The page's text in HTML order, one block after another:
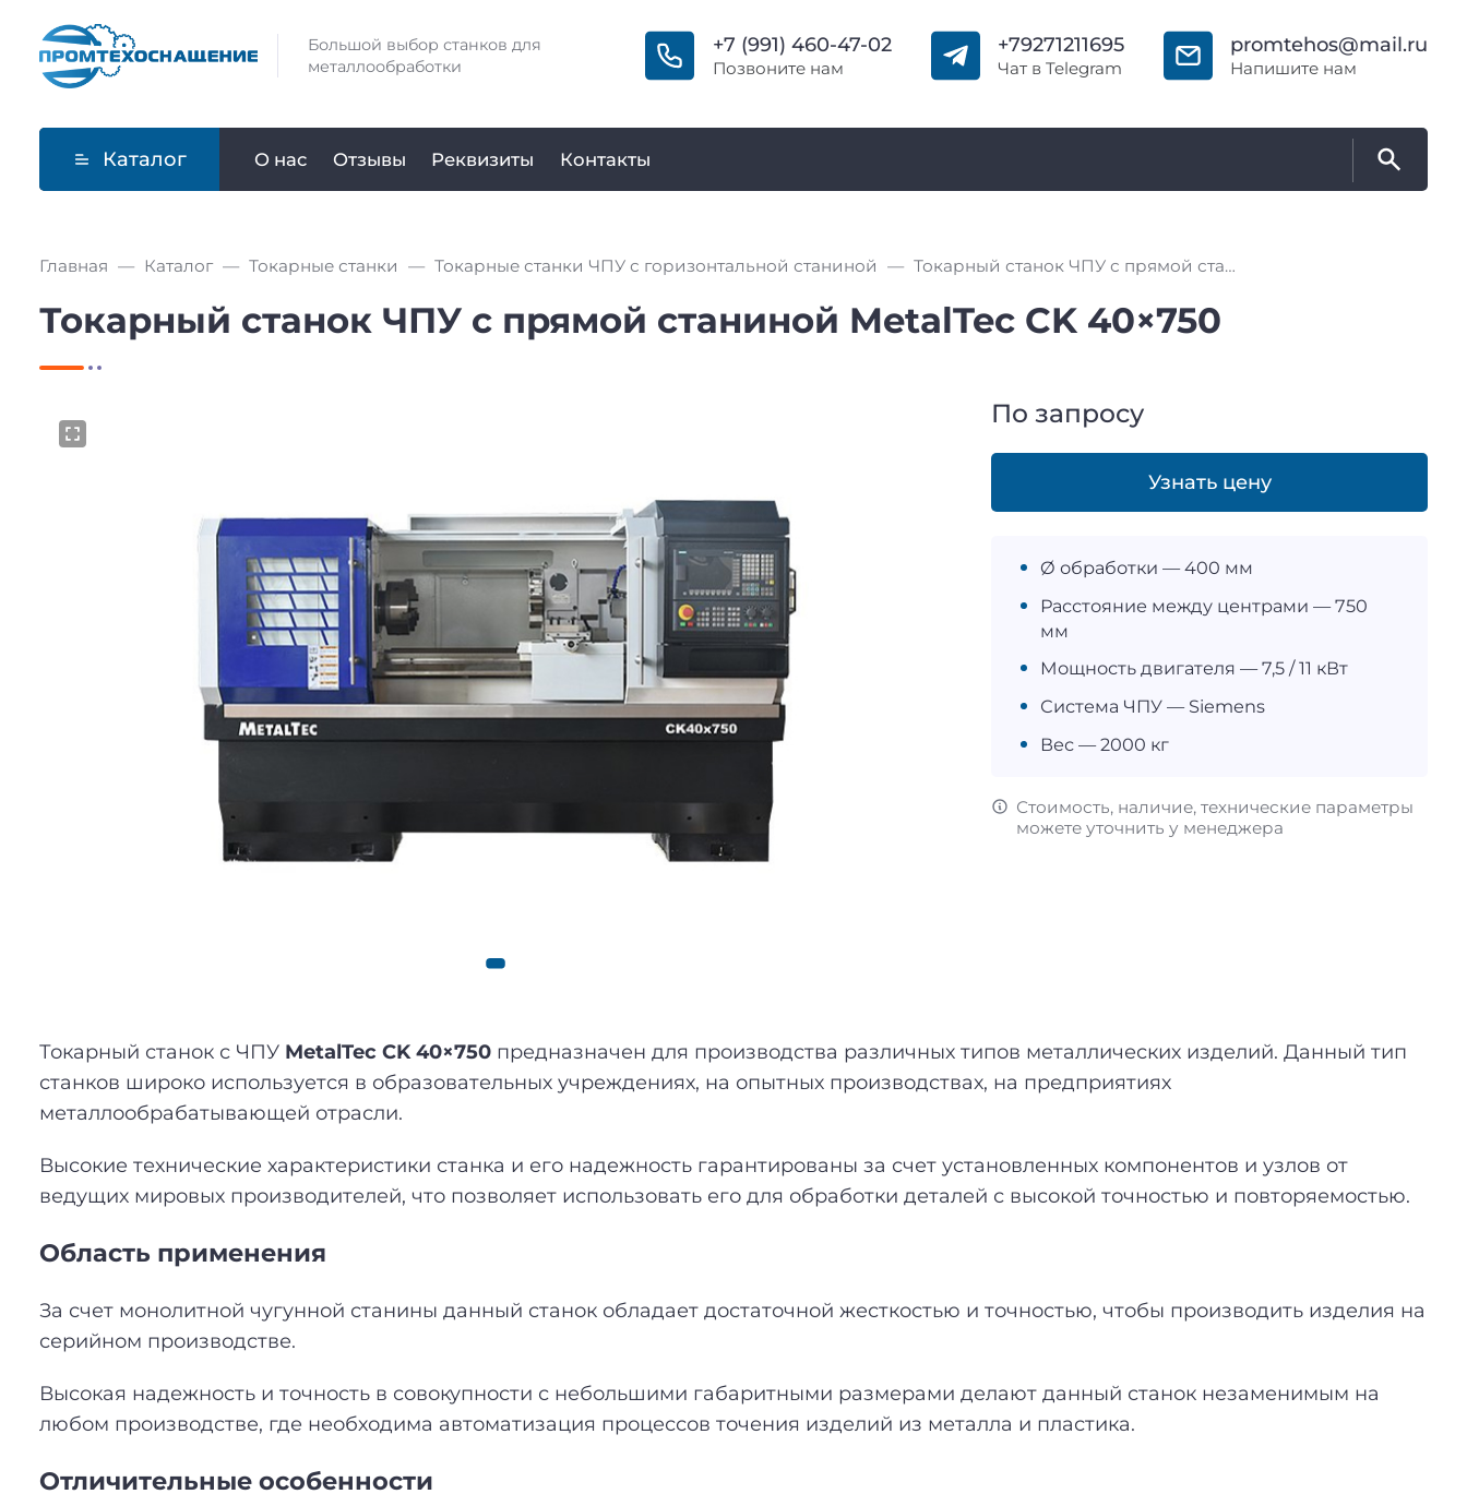
Большой выбор станков для
металлообработки
+7 (991) 460-47-02
Позвоните нам
+79271211695
Чат в Telegram
promtehos@mail.ru
Напишите нам
Каталог О нас Отзывы Реквизиты Контакты
Главная Каталог Токарные станки Токарные станки ЧПУ с горизонтальной станиной Токарный станок ЧПУ с прямой станиной MetalTec CK 40×750
Токарный станок ЧПУ с прямой станиной MetalTec CK 40×750
По запросу
Узнать цену
Ø обработки — 400 мм
Расстояние между центрами — 750
мм
Мощность двигателя — 7,5 / 11 кВт
Система ЧПУ — Siemens
Вес — 2000 кг
Стоимость, наличие, технические параметры
можете уточнить у менеджера
Токарный станок с ЧПУ MetalTec CK 40×750 предназначен для производства различных типов металлических изделий. Данный тип
станков широко используется в образовательных учреждениях, на опытных производствах, на предприятиях
металлообрабатывающей отрасли.
Высокие технические характеристики станка и его надежность гарантированы за счет установленных компонентов и узлов от
ведущих мировых производителей, что позволяет использовать его для обработки деталей с высокой точностью и повторяемостью.
Область применения
За счет монолитной чугунной станины данный станок обладает достаточной жесткостью и точностью, чтобы производить изделия на
серийном производстве.
Высокая надежность и точность в совокупности с небольшими габаритными размерами делают данный станок незаменимым на
любом производстве, где необходима автоматизация процессов точения изделий из металла и пластика.
Отличительные особенности